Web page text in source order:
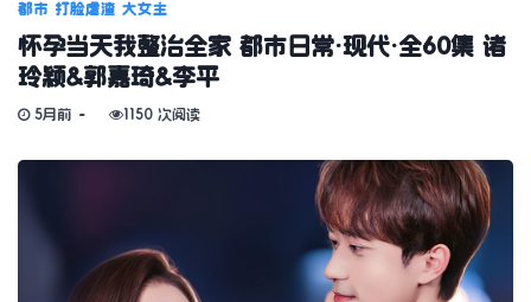
都市 打脸虐渣 大女主
怀孕当天我整治全家 都市日常·现代·全60集 诸
玲颖&郭嘉琦&李平
5月前 1150 次阅读